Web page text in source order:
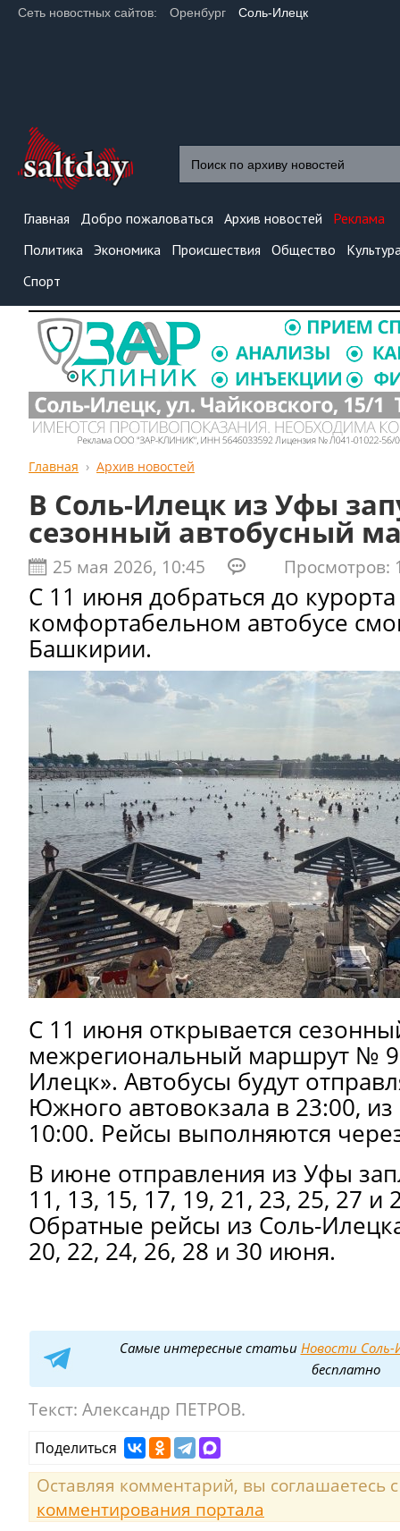
Сеть новостных сайтов: Оренбург Соль-Илецк
Главная Добро пожаловаться Архив новостей
Реклама
Политика Экономика Происшествия Общество
Спорт
Главная Архив новостей
В Соль-Илецк из Уфы
сезонный автобусный
25 мая 2026, 10:45 Просмотров:
С 11 июня добраться до
комфортабельном автобусе
Башкирии.
С 11 июня открывается
межрегиональный маршрут №
Илецк». Автобусы будут
Южного автовокзала в 23:00,
10:00. Рейсы выполняются
В июне отправления из Уфы
11, 13, 15, 17, 19, 21, 23, 25, 27 и
Обратные рейсы из Соль-
20, 22, 24, 26, 28 и 30 июня.
Самые интересные статьи Новости Соль-
бесплатно
Текст: Александр ПЕТРОВ.
Поделиться
Оставляя комментарий, вы соглашаетесь
комментирования портала